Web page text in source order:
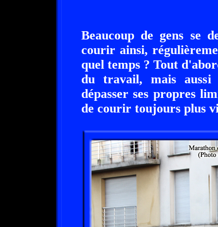
Beaucoup de gens se
courir ainsi,
quel temps ? Tout
du travail, mais aussi
dépasser ses propres
de courir toujours plus